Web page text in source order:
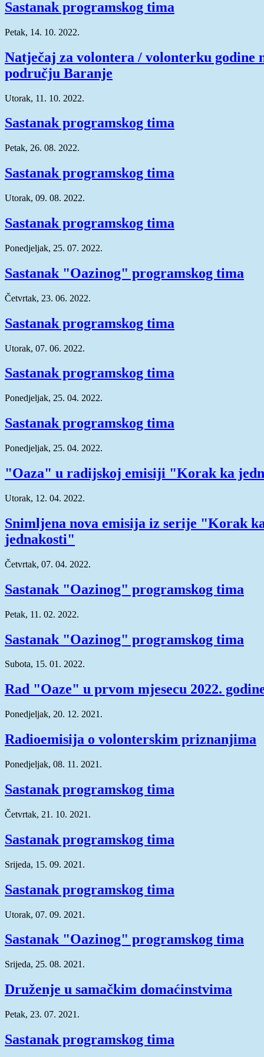
Sastanak programskog tima
Petak, 14. 10. 2022.
Natječaj za volontera / volonterku godine
području Baranje
Utorak, 11. 10. 2022.
Sastanak programskog tima
Petak, 26. 08. 2022.
Sastanak programskog tima
Utorak, 09. 08. 2022.
Sastanak programskog tima
Ponedjeljak, 25. 07. 2022.
Sastanak "Oazinog" programskog tima
Četvrtak, 23. 06. 2022.
Sastanak programskog tima
Utorak, 07. 06. 2022.
Sastanak programskog tima
Ponedjeljak, 25. 04. 2022.
Sastanak programskog tima
Ponedjeljak, 25. 04. 2022.
"Oaza" u radijskoj emisiji "Korak ka
Utorak, 12. 04. 2022.
Snimljena nova emisija iz serije "Korak
jednakosti"
Četvrtak, 07. 04. 2022.
Sastanak "Oazinog" programskog tima
Petak, 11. 02. 2022.
Sastanak "Oazinog" programskog tima
Subota, 15. 01. 2022.
Rad "Oaze" u prvom mjesecu 2022.
Ponedjeljak, 20. 12. 2021.
Radioemisija o volonterskim priznanjima
Ponedjeljak, 08. 11. 2021.
Sastanak programskog tima
Četvrtak, 21. 10. 2021.
Sastanak programskog tima
Srijeda, 15. 09. 2021.
Sastanak programskog tima
Utorak, 07. 09. 2021.
Sastanak "Oazinog" programskog tima
Srijeda, 25. 08. 2021.
Druženje u samačkim domaćinstvima
Petak, 23. 07. 2021.
Sastanak programskog tima